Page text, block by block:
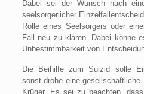
Dabei sei der Wunsch nach
seelsorgerlicher
Rolle eines Seelsorgers oder
Fall neu zu klären. Dabei könne
Unbestimmbarkeit von
Die Beihilfe zum Suizid solle
sonst drohe eine gesellschaftliche
Krüger. Es sei zu beachten,